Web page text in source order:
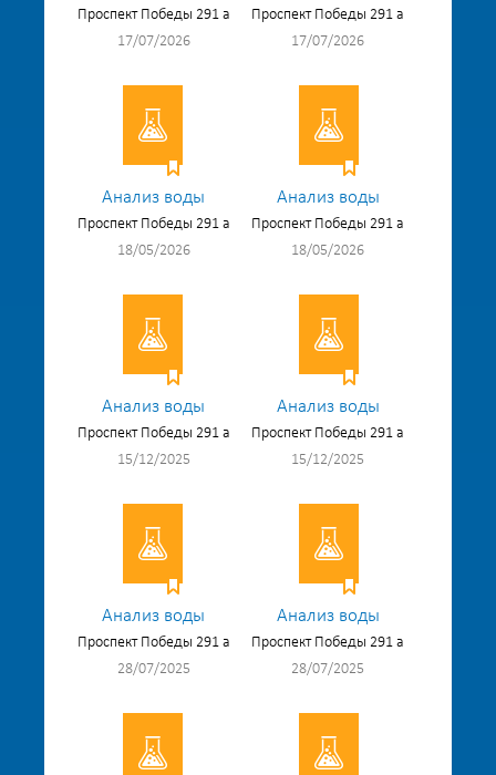
Проспект Победы 291 а
17/07/2026
Проспект Победы 291 а
17/07/2026
Анализ воды
Проспект Победы 291 а
18/05/2026
Анализ воды
Проспект Победы 291 а
18/05/2026
Анализ воды
Проспект Победы 291 а
15/12/2025
Анализ воды
Проспект Победы 291 а
15/12/2025
Анализ воды
Проспект Победы 291 а
28/07/2025
Анализ воды
Проспект Победы 291 а
28/07/2025